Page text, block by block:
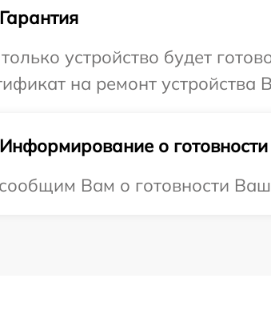
Гарантия
устройство будет
на ремонт устройства
Информирование о готовности
Вам о готовности